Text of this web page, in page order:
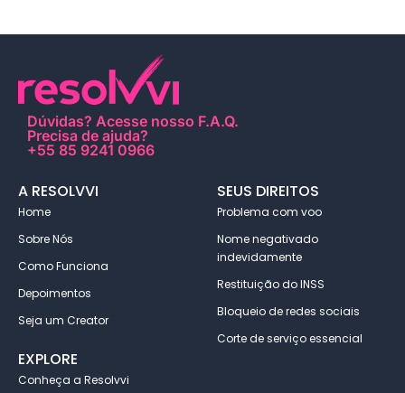
Dúvidas? Acesse nosso F.A.Q.
Precisa de ajuda?
+55 85 9241 0966
A RESOLVVI
Home
Sobre Nós
Como Funciona
Depoimentos
Seja um Creator
SEUS DIREITOS
Problema com voo
Nome negativado
indevidamente
Restituição do INSS
Bloqueio de redes sociais
Corte de serviço essencial
EXPLORE
Conheça a Resolvvi